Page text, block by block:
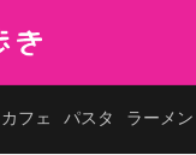
カフェ パスタ ラーメン